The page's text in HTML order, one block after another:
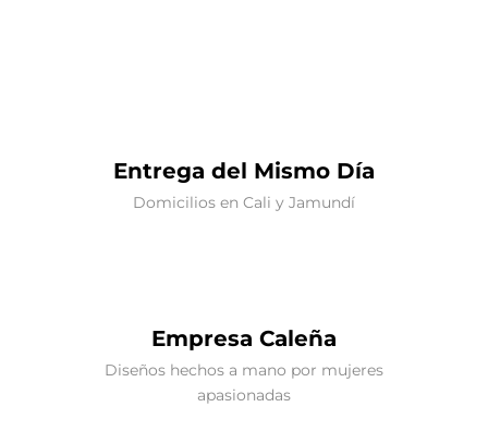
Entrega del Mismo Día
Domicilios en Cali y Jamundí
Empresa Caleña
Diseños hechos a mano por mujeres
apasionadas